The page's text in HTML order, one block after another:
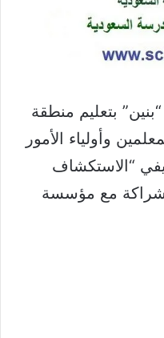
بتعليم منطقة
وأولياء الأمور
“الاستكشاف
مع مؤسسة